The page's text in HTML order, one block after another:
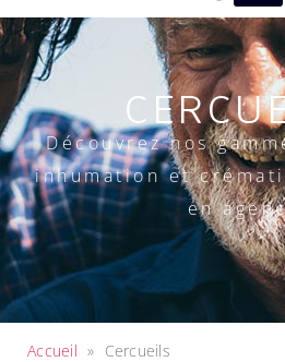
Découvrez nos
inhumation et
en
Accueil » Cercueils